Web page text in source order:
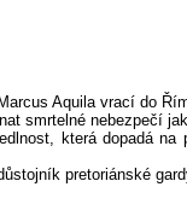
Aquila vrací do
smrtelné nebezpečí
která dopadá
pretoriánské